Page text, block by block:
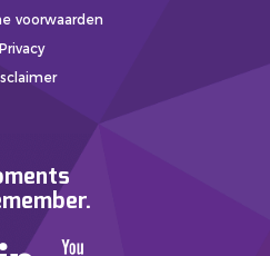
voorwaarden
Privacy